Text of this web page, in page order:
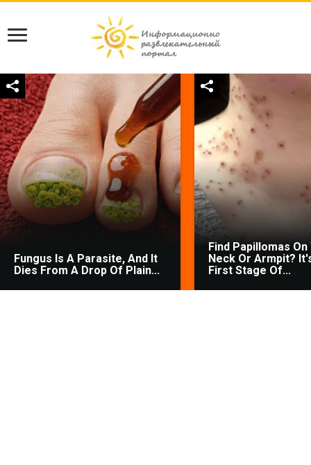
Fungus Is A Parasite, And It
Dies From A Drop Of Plain...
Find Papillomas On
Neck Or Armpit?
First Stage Of...